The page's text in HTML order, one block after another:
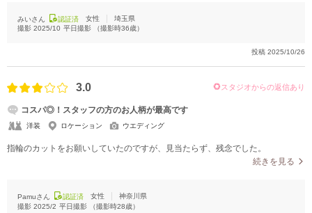
た。大満足です。
みいさん 認証済 女性
埼玉県
撮影 2025/10 平日撮影 （撮影時36歳）
投稿 2025/10/26
3.0 スタジオからの返信あり
コスパ◎！スタッフの方のお人柄が最高です
洋装 ロケーション ウエディング
指輪のカットをお願いしていたのですが、見当たらず、残念でした。
続きを見る
Pamuさん 認証済 女性
神奈川県
撮影 2025/2 平日撮影 （撮影時28歳）